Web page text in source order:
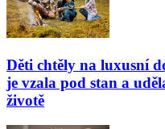
Děti chtěly na luxusní
je vzala pod stan a
životě